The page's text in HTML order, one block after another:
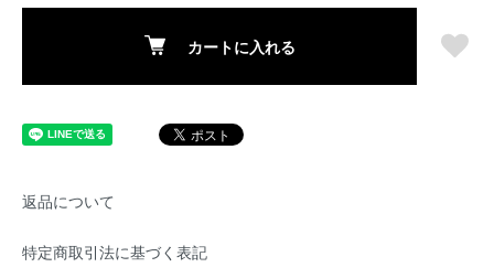
カートに入れる
返品について
特定商取引法に基づく表記